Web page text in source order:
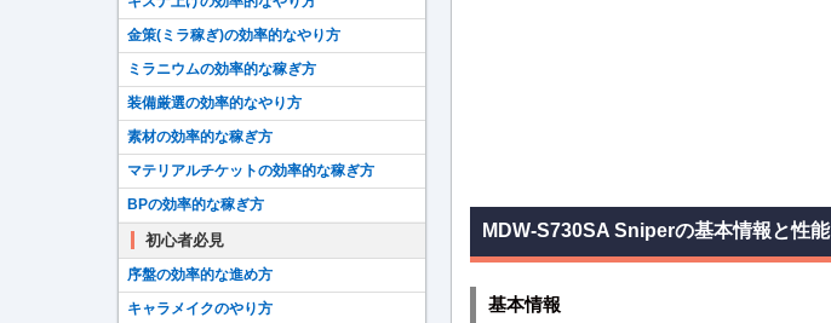
MDW-S730SA Sniperの基本情報と性能
基本情報
金策(ミラ稼ぎ)の効率的なやり方
ミラニウムの効率的な稼ぎ方
装備厳選の効率的なやり方
素材の効率的な稼ぎ方
マテリアルチケットの効率的な稼ぎ方
BPの効率的な稼ぎ方
初心者必見
序盤の効率的な進め方
キャラメイクのやり方